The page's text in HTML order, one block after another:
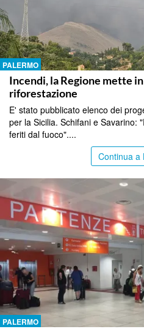
PALERMO
Incendi, la Regione mette
riforestazione
E' stato pubblicato elenco dei
per la Sicilia. Schifani e Savarino:
feriti dal fuoco"....
Continua a
PALERMO